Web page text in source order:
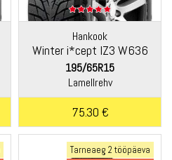
Hankook
Winter i*cept IZ3 W636
195/65R15
Lamellrehv
75.30 €
Tarneaeg 2 tööpäeva